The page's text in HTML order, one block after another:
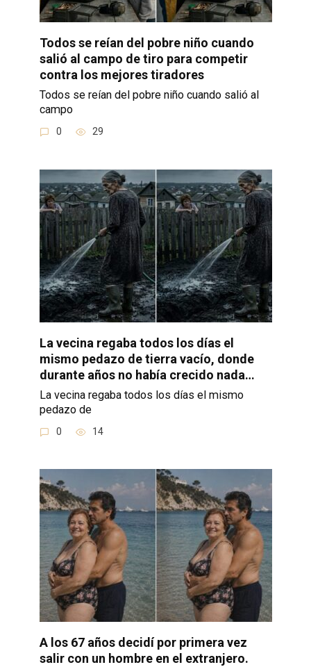
Todos se reían del pobre niño cuando
salió al campo de tiro para competir
contra los mejores tiradores
Todos se reían del pobre niño cuando salió al
campo
0 29
La vecina regaba todos los días el
mismo pedazo de tierra vacío, donde
durante años no había crecido nada…
La vecina regaba todos los días el mismo
pedazo de
0 14
A los 67 años decidí por primera vez
salir con un hombre en el extranjero.